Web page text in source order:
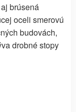
brúsená
oceli smerovú
budovách,
drobné stopy